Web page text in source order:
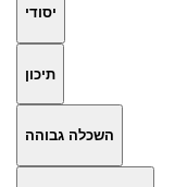
יסודי
תיכון
השכלה גבוהה